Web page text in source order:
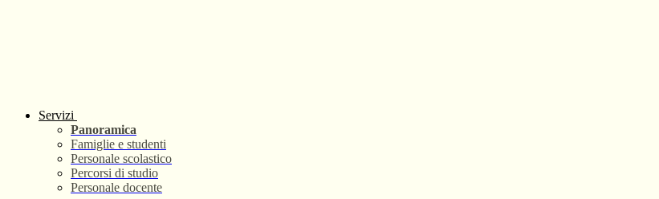
Servizi
Panoramica
Famiglie e studenti
Personale scolastico
Percorsi di studio
Personale docente